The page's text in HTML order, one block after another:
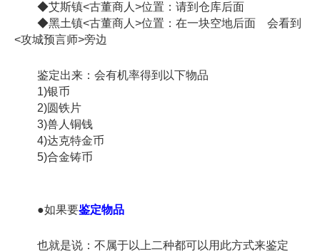
◆艾斯镇<古董商人>位置：请到仓库后面
◆黑土镇<古董商人>位置：在一块空地后面 会看到
<攻城预言师>旁边
鉴定出来：会有机率得到以下物品
1)银币
2)圆铁片
3)兽人铜钱
4)达克特金币
5)合金铸币
●如果要鉴定物品
也就是说：不属于以上二种都可以用此方式来鉴定